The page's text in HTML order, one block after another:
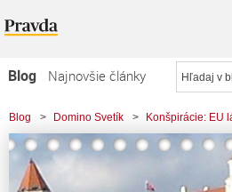
Blog
Najnovšie články
Najčítanejšie články
Najkomentovanejšie články
Zoznam blogov
Blog > Domino Svetík > Konšpirácie: EU